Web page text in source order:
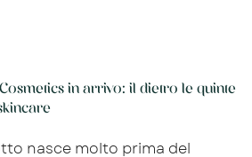
in arrivo: il dietro le quinte
nasce molto prima del